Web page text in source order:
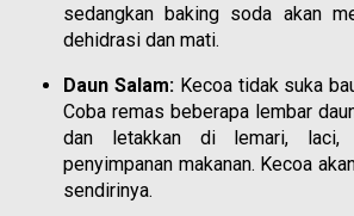
sedangkan baking soda akan
dehidrasi dan mati.
Daun Salam: Kecoa tidak suka
Coba remas beberapa lembar
dan letakkan di lemari, laci,
penyimpanan makanan. Kecoa
sendirinya.